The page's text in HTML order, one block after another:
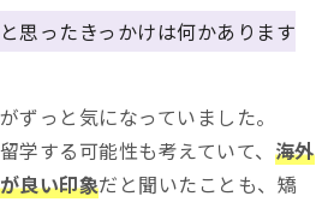
思ったきっかけは何かあります
ずっと気になっていました。
学する可能性も考えていて、 海外
良い印象だと聞いたことも、矯